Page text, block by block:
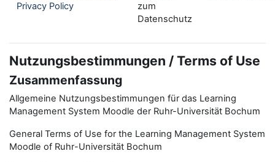
Privacy Policy
zum
Datenschutz
Nutzungsbestimmungen / Terms of Use
Zusammenfassung
Allgemeine Nutzungsbestimmungen für das Learning
Management System Moodle der Ruhr-Universität Bochum
General Terms of Use for the Learning Management System
Moodle of Ruhr-Universität Bochum